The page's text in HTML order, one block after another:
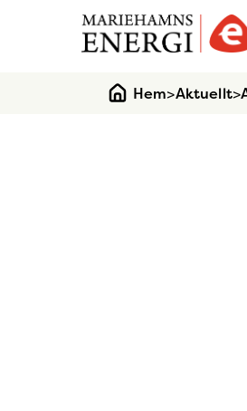
Gå
till
startsidan
Hem>Aktuellt>